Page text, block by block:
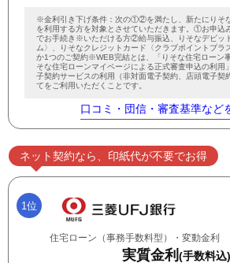
※金利引き下げ条件：次の①②を満たし、新たにりそ
を利用する方を対象とさせていただきます。①お申込
でお手続き※いただける方②給与振込、りそなデビッ
ム〉、りそなクレジットカード〈クラブポイントプラ
か1つのご契約※WEB完結とは、「りそな住宅ローン
そな住宅ローンマイページによる正式審査申込の利用
子契約サービスの利用（非対面電子契約、店頭電子契
てをご利用いただくことです。
口コミ・団信・審査基準など
ネット契約なら、印紙代が不要でお得
1位
住宅ローン（事務手数料型）・変動金利
実質金利 (手数料込)